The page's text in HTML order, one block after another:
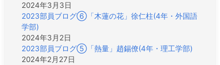
2024年3月3日
2023部員ブログ⑥「木蓮の花」徐仁柱(4年・外国語
学部)
2024年3月2日
2023部員ブログ⑤「熱量」趙錫僚(4年・理工学部)
2024年2月27日